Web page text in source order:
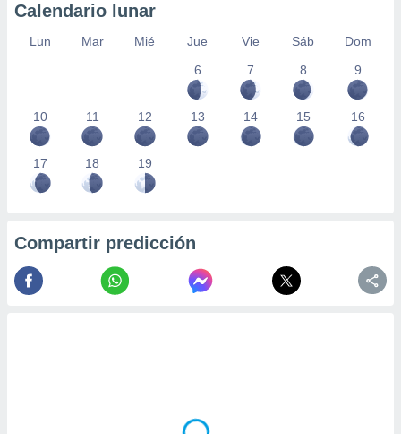
Calendario lunar
Lun Mar Mié Jue Vie Sáb
Dom
6
7 8 9
10 11 12 13 14 15 16
17 18 19
Compartir predicción